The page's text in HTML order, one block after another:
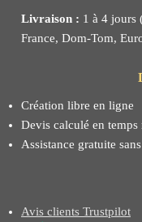
Livraison : 1 à 4 jours
France, Dom-Tom,
Création libre en ligne
Devis calculé en temps
Assistance gratuite
Avis clients Trustpilot